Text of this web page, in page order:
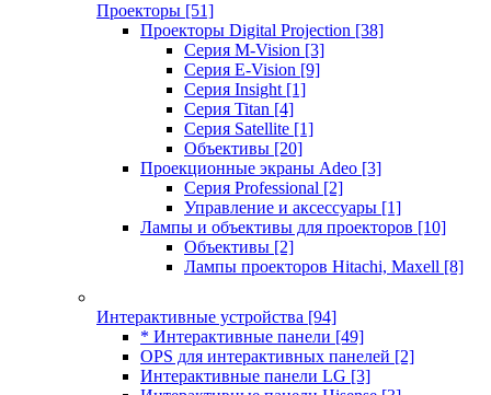
Проекторы [51]
Проекторы Digital Projection [38]
Серия M-Vision [3]
Серия E-Vision [9]
Серия Insight [1]
Серия Titan [4]
Серия Satellite [1]
Объективы [20]
Проекционные экраны Adeo [3]
Серия Professional [2]
Управление и аксессуары [1]
Лампы и объективы для проекторов [10]
Объективы [2]
Лампы проекторов Hitachi, Maxell [8]
Интерактивные устройства [94]
* Интерактивные панели [49]
OPS для интерактивных панелей [2]
Интерактивные панели LG [3]